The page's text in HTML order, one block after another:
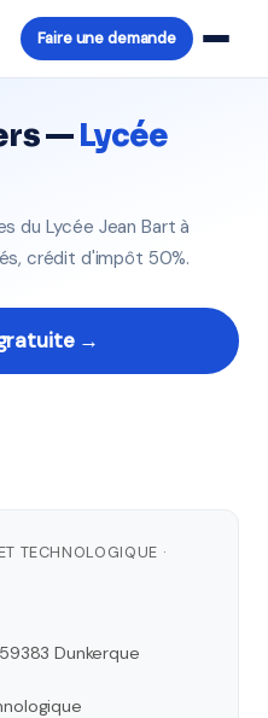
Faire une demande
—Lycée
du Lycée Jean Bart à
crédit d'impôt 50%.
→
TECHNOLOGIQUE ·
Dunkerque